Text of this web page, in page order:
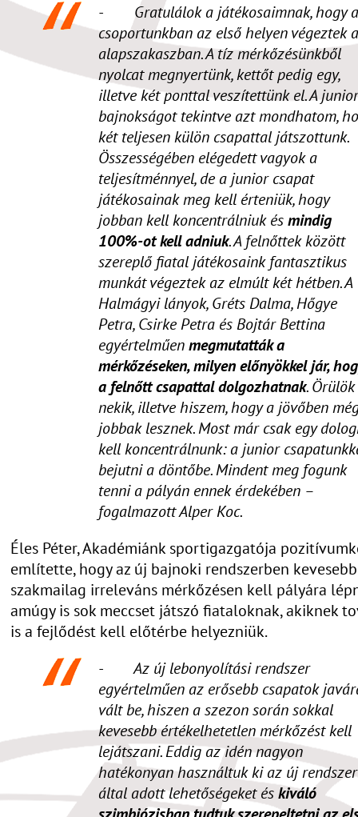
- Gratulálok a játékosaimnak, hogy a
csoportunkban az első helyen végeztek
alapszakaszban. A tíz mérkőzésünkből
nyolcat megnyertünk, kettőt pedig egy,
illetve két ponttal veszítettünk el. A junior
bajnokságot tekintve azt mondhatom,
két teljesen külön csapattal játszottunk.
Összességében elégedett vagyok a
teljesítménnyel, de a junior csapat
játékosainak meg kell érteniük, hogy
jobban kell koncentrálniuk ésmindig
100%-ot kell adniuk. A felnőttek között
szereplő fiatal játékosaink fantasztikus
munkát végeztek az elmúlt két hétben. A
Halmágyi lányok, Gréts Dalma, Hőgye
Petra, Csirke Petra és Bojtár Bettina
egyértelműenmegmutatták a
mérkőzéseken, milyen előnyökkel jár,
a felnőtt csapattal dolgozhatnak. Örülök
nekik, illetve hiszem, hogy a jövőben
jobbak lesznek. Most már csak egy
kell koncentrálnunk: a junior
bejutni a döntőbe. Mindent meg fogunk
tenni a pályán ennek érdekében –
fogalmazott Alper Koc.
Éles Péter, Akadémiánk sportigazgatója
említette, hogy az új bajnoki rendszerben kevesebb
szakmailag irreleváns mérkőzésen kell pályára
amúgy is sok meccset játszó fiataloknak, akiknek
is a fejlődést kell előtérbe helyezniük.
- Az új lebonyolítási rendszer
egyértelműen az erősebb csapatok
vált be, hiszen a szezon során sokkal
kevesebb értékelhetetlen mérkőzést kell
lejátszani. Eddig az idén nagyon
hatékonyan használtuk ki az új rendszer
által adott lehetőségeket éskiváló